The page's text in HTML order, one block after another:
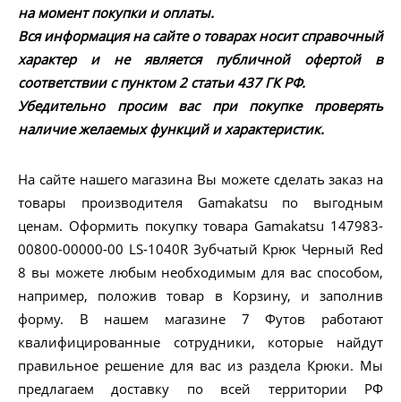
на момент покупки и оплаты.
Вся информация на сайте о товарах носит справочный
характер и не является публичной офертой в
соответствии с пунктом 2 статьи 437 ГК РФ.
Убедительно просим вас при покупке проверять
наличие желаемых функций и характеристик.
На сайте нашего магазина Вы можете сделать заказ на
товары производителя Gamakatsu по выгодным
ценам. Оформить покупку товара Gamakatsu 147983-
00800-00000-00 LS-1040R Зубчатый Крюк Черный Red
8 вы можете любым необходимым для вас способом,
например, положив товар в Корзину, и заполнив
форму. В нашем магазине 7 Футов работают
квалифицированные сотрудники, которые найдут
правильное решение для вас из раздела Крюки. Мы
предлагаем доставку по всей территории РФ